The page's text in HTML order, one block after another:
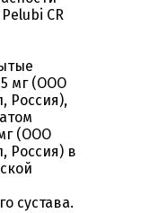
CR
мг (ООО
Россия),
(ООО
Россия) в
сустава.